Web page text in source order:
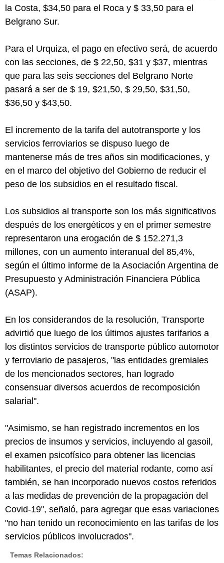
la Costa, $34,50 para el Roca y $ 33,50 para el
Belgrano Sur.
Para el Urquiza, el pago en efectivo será, de acuerdo
con las secciones, de $ 22,50, $31 y $37, mientras
que para las seis secciones del Belgrano Norte
pasará a ser de $ 19, $21,50, $ 29,50, $31,50,
$36,50 y $43,50.
El incremento de la tarifa del autotransporte y los
servicios ferroviarios se dispuso luego de
mantenerse más de tres años sin modificaciones, y
en el marco del objetivo del Gobierno de reducir el
peso de los subsidios en el resultado fiscal.
Los subsidios al transporte son los más significativos
después de los energéticos y en el primer semestre
representaron una erogación de $ 152.271,3
millones, con un aumento interanual del 85,4%,
según el último informe de la Asociación Argentina de
Presupuesto y Administración Financiera Pública
(ASAP).
En los considerandos de la resolución, Transporte
advirtió que luego de los últimos ajustes tarifarios a
los distintos servicios de transporte público automotor
y ferroviario de pasajeros, "las entidades gremiales
de los mencionados sectores, han logrado
consensuar diversos acuerdos de recomposición
salarial".
"Asimismo, se han registrado incrementos en los
precios de insumos y servicios, incluyendo al gasoil,
el examen psicofísico para obtener las licencias
habilitantes, el precio del material rodante, como así
también, se han incorporado nuevos costos referidos
a las medidas de prevención de la propagación del
Covid-19", señaló, para agregar que esas variaciones
"no han tenido un reconocimiento en las tarifas de los
servicios públicos involucrados".
Temas Relacionados: